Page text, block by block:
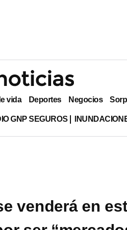
vida Deportes Negocios
GNP SEGUROS
venderá en